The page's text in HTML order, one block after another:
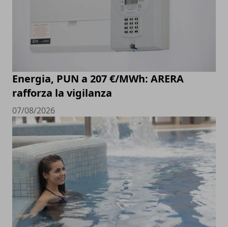
Energia, PUN a 207 €/MWh: ARERA
rafforza la vigilanza
07/08/2026